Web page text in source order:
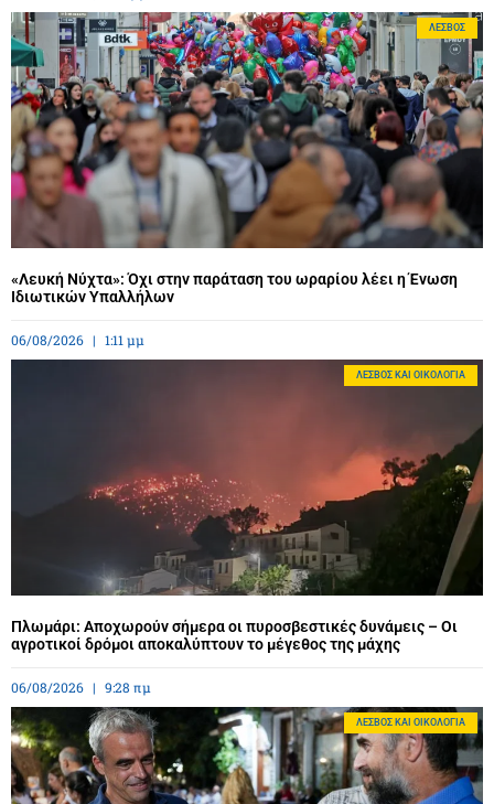
ΛΈΣΒΟΣ
«Λευκή Νύχτα»: Όχι στην παράταση του ωραρίου λέει η Ένωση
Ιδιωτικών Υπαλλήλων
06/08/2026 1:11 μμ
ΛΈΣΒΟΣ ΚΑΙ ΟΙΚΟΛΟΓΊΑ
Πλωμάρι: Αποχωρούν σήμερα οι πυροσβεστικές δυνάμεις – Οι
αγροτικοί δρόμοι αποκαλύπτουν το μέγεθος της μάχης
06/08/2026 9:28 πμ
ΛΈΣΒΟΣ ΚΑΙ ΟΙΚΟΛΟΓΊΑ